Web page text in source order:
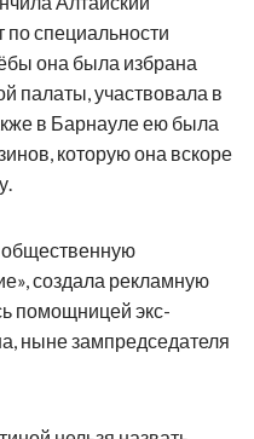
по специальности
она была избрана
палаты, участвовала в
в Барнауле ею была
которую она вскоре
общественную
создала рекламную
помощницей экс-
ныне зампредседателя